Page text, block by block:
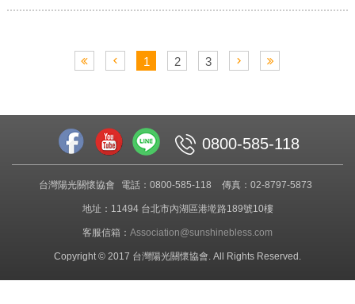
1 2 3
0800-585-118
台灣陽光關懷協會 電話：0800-585-118 傳真：02-8797-5873
地址：11494 台北市內湖區港墘路189號10樓
客服信箱： Association@sunshinebless.com
Copyright © 2017 台灣陽光關懷協會. All Rights Reserved.